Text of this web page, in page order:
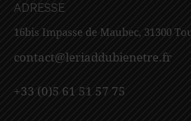
ADRESSE
16bis Impasse de Maubec, 31300
contact@leriaddubienetre.fr
+33 (0)5 61 51 57 75